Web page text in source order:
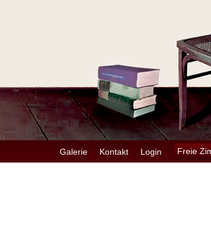
Freie
Login
Kontakt
Galerie